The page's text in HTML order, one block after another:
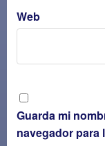
Web
Guarda mi
navegador para